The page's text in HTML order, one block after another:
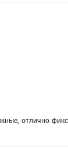
отлично